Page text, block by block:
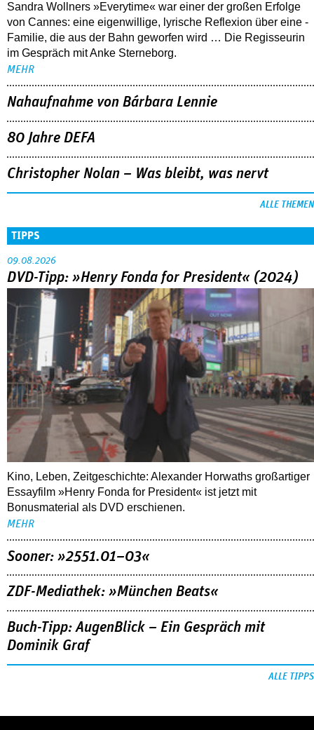
Sandra Wollners »Everytime« war einer der großen Erfolge
von Cannes: eine eigenwillige, lyrische Reflexion über eine ­
Familie, die aus der Bahn geworfen wird … Die Regisseurin
im Gespräch mit Anke Sterneborg.
MEHR
Nahaufnahme von Bárbara Lennie
80 Jahre DEFA
Christopher Nolan – Was bleibt, was nervt
ALLE THEMEN
TIPPS
09.08.2026
DVD-Tipp: »Henry Fonda for President« (2024)
Kino, Leben, Zeitgeschichte: Alexander Horwaths großartiger
Essayfilm »Henry Fonda for President« ist jetzt mit
Bonusmaterial als DVD erschienen.
MEHR
Sooner: »2551.01–03«
ZDF-Mediathek: »München Beats«
Buch-Tipp: AugenBlick – Ein Gespräch mit
Dominik Graf
ALLE TIPPS